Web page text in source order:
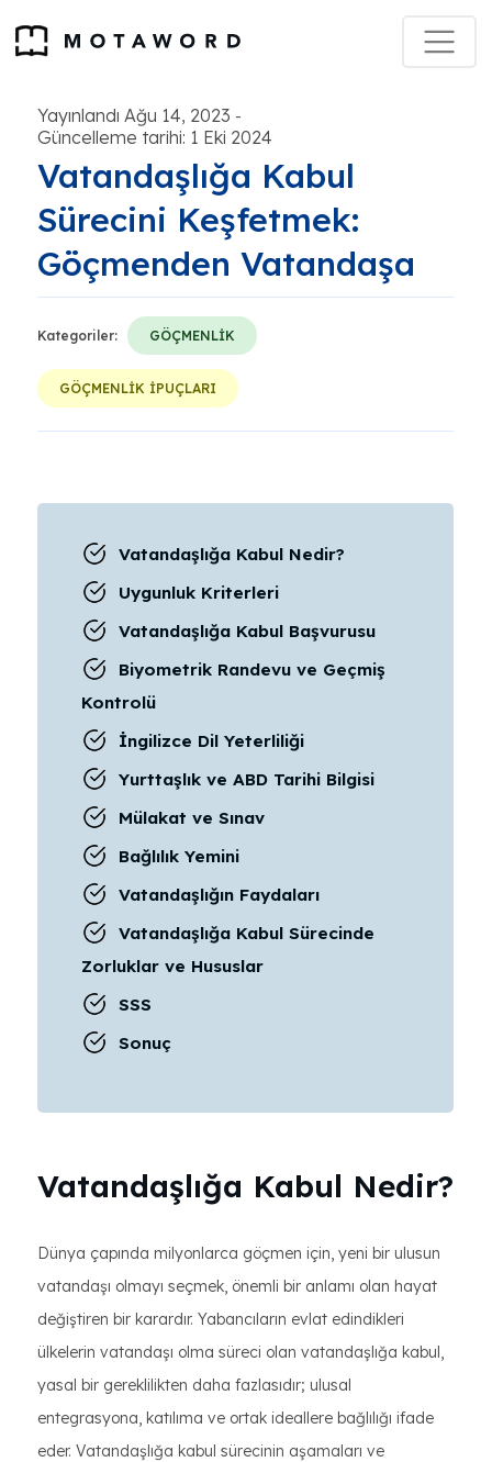
Yayınlandı Ağu 14, 2023 -
Güncelleme tarihi: 1 Eki 2024
Vatandaşlığa Kabul
Sürecini Keşfetmek:
Göçmenden Vatandaşa
Kategoriler: GÖÇMENLİK
GÖÇMENLİK İPUÇLARI
Vatandaşlığa Kabul Nedir?
Uygunluk Kriterleri
Vatandaşlığa Kabul Başvurusu
Biyometrik Randevu ve Geçmiş
Kontrolü
İngilizce Dil Yeterliliği
Yurttaşlık ve ABD Tarihi Bilgisi
Mülakat ve Sınav
Bağlılık Yemini
Vatandaşlığın Faydaları
Vatandaşlığa Kabul Sürecinde
Zorluklar ve Hususlar
SSS
Sonuç
Vatandaşlığa Kabul Nedir?
Dünya çapında milyonlarca göçmen için, yeni bir ulusun
vatandaşı olmayı seçmek, önemli bir anlamı olan hayat
değiştiren bir karardır. Yabancıların evlat edindikleri
ülkelerin vatandaşı olma süreci olan vatandaşlığa kabul,
yasal bir gereklilikten daha fazlasıdır; ulusal
entegrasyona, katılıma ve ortak ideallere bağlılığı ifade
eder. Vatandaşlığa kabul sürecinin aşamaları ve